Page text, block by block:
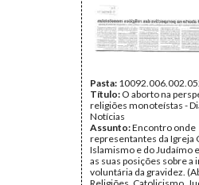
Pasta:
Título: O aborto na
religiões monoteístas -
Notícias
Assunto:Encontro onde
representantes da Igreja
Islamismo e do Judaímo
as suas posições sobre a
voluntária da gravidez.